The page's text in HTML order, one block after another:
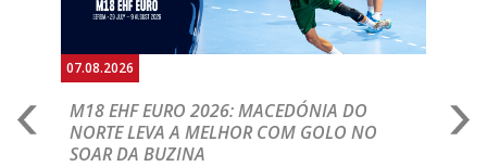
07.08.2026
M18 EHF EURO 2026: MACEDÓNIA DO
NORTE LEVA A MELHOR COM GOLO NO
SOAR DA BUZINA